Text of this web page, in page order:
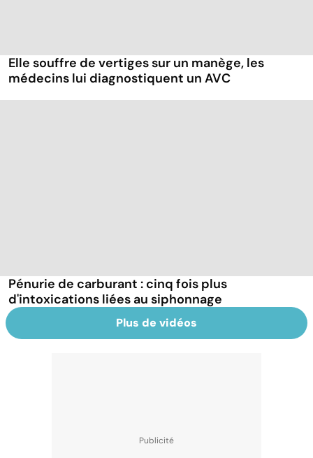
Elle souffre de vertiges sur un manège, les
médecins lui diagnostiquent un AVC
Pénurie de carburant : cinq fois plus
d'intoxications liées au siphonnage
Plus de vidéos